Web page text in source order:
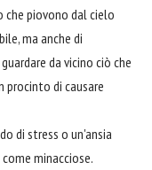
che piovono dal cielo
ma anche di
da vicino ciò che
di causare
di stress o un'ansia
minacciose.